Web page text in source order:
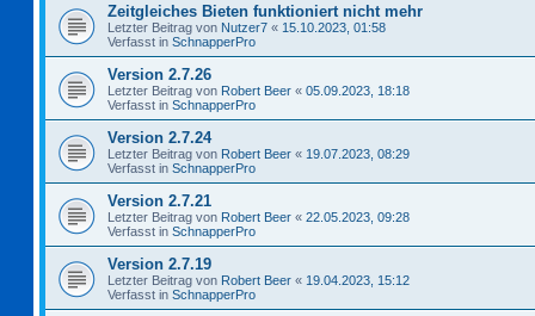
Zeitgleiches Bieten funktioniert nicht mehr
Letzter Beitrag von Nutzer7 « 15.10.2023, 01:58
Verfasst in SchnapperPro
Version 2.7.26
Letzter Beitrag von Robert Beer « 05.09.2023, 18:18
Verfasst in SchnapperPro
Version 2.7.24
Letzter Beitrag von Robert Beer « 19.07.2023, 08:29
Verfasst in SchnapperPro
Version 2.7.21
Letzter Beitrag von Robert Beer « 22.05.2023, 09:28
Verfasst in SchnapperPro
Version 2.7.19
Letzter Beitrag von Robert Beer « 19.04.2023, 15:12
Verfasst in SchnapperPro